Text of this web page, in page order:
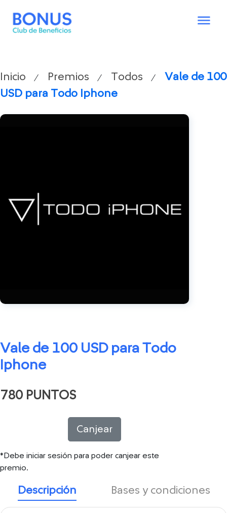
Inicio / Premios / Todos /
Vale de 100
USD para Todo Iphone
Vale de 100 USD para Todo
Iphone
780 PUNTOS
Canjear
*Debe iniciar sesión para poder canjear este
premio.
Descripción Bases y condiciones